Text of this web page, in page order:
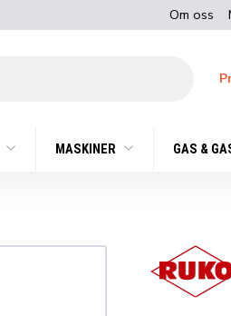
Om oss
MASKINER GAS &